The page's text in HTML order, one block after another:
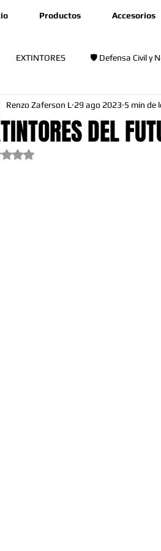
Productos Accesorios
EXTINTORES 🛡️ Defensa Civil y
y Operatividad 🎓 Capacitación y
DEL
Renzo Zaferson L 29 ago 2023 5 min de
Obtuvo NaN de 5 estrellas.